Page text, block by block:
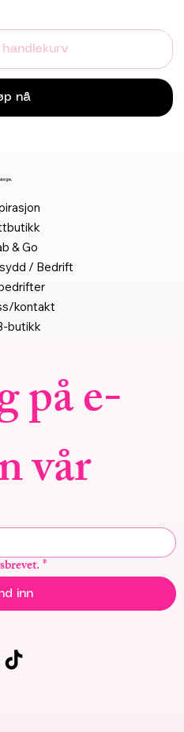
handlekurv
nå
på e-
vår
*
inn
& Go
/ Bedrift
kontakt
butikk